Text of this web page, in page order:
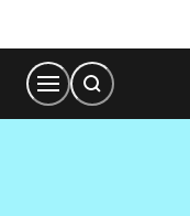
Content